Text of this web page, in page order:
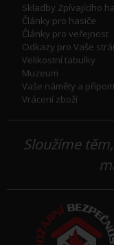
Skladby Zpívajícího
Články pro hasiče
Články pro veřejnost
Odkazy pro Vaše
Velikostní tabulky
Muzeum
Vaše náměty a
Vrácení zboží
Sloužíme